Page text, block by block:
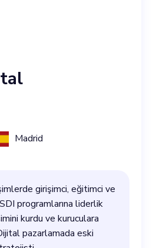
Madrid
girişimci, eğitimci ve
programlarına liderlik
kurdu ve kuruculara
pazarlamada eski